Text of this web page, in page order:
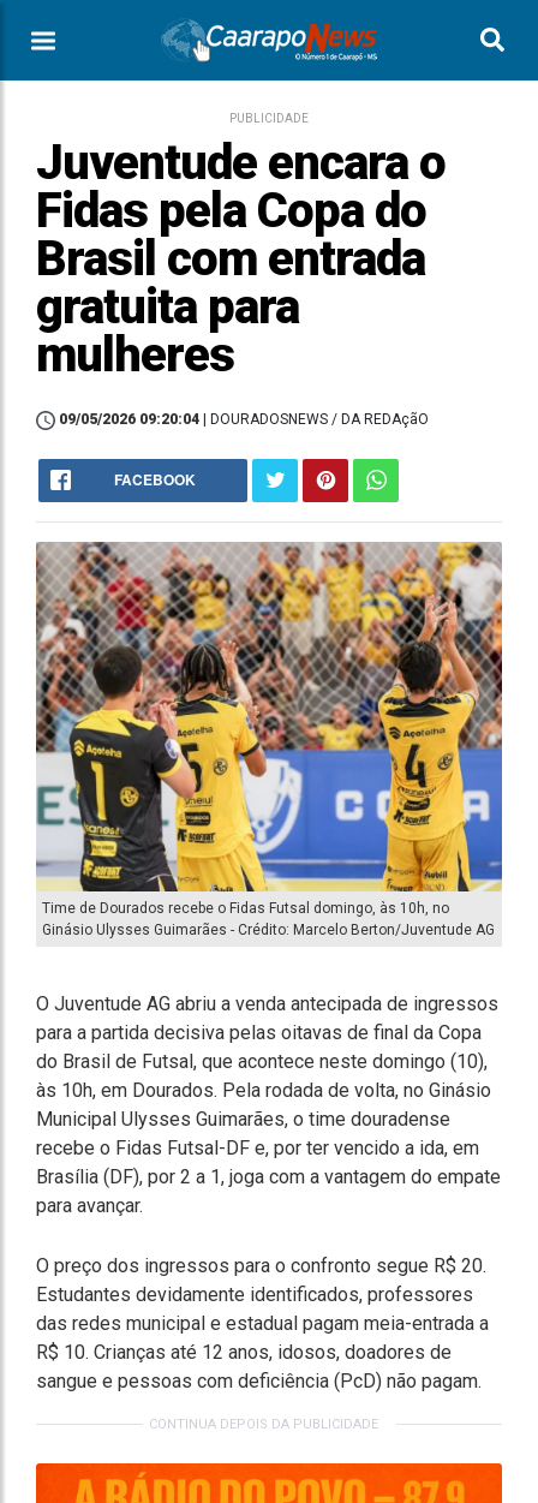
PUBLICIDADE
Juventude encara o
Fidas pela Copa do
Brasil com entrada
gratuita para
mulheres
09/05/2026 09:20:04 | DOURADOSNEWS / DA REDAçãO
FACEBOOK
Time de Dourados recebe o Fidas Futsal domingo, às 10h, no
Ginásio Ulysses Guimarães - Crédito: Marcelo Berton/Juventude AG
O Juventude AG abriu a venda antecipada de ingressos
para a partida decisiva pelas oitavas de final da Copa
do Brasil de Futsal, que acontece neste domingo (10),
às 10h, em Dourados. Pela rodada de volta, no Ginásio
Municipal Ulysses Guimarães, o time douradense
recebe o Fidas Futsal-DF e, por ter vencido a ida, em
Brasília (DF), por 2 a 1, joga com a vantagem do empate
para avançar.
O preço dos ingressos para o confronto segue R$ 20.
Estudantes devidamente identificados, professores
das redes municipal e estadual pagam meia-entrada a
R$ 10. Crianças até 12 anos, idosos, doadores de
sangue e pessoas com deficiência (PcD) não pagam.
CONTINUA DEPOIS DA PUBLICIDADE